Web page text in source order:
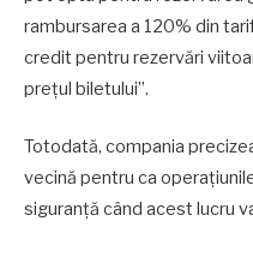
rambursarea a 120% din
credit pentru rezervări
prețul biletului”.
Totodată, compania
vecină pentru ca
siguranță când acest lucru